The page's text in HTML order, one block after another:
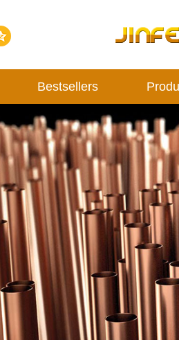
Bestsellers